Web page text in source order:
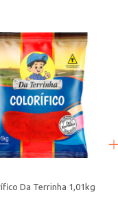
Da Terrinha 1,01kg